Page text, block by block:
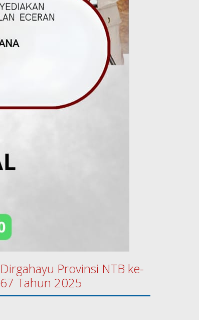
Dirgahayu Provinsi NTB ke-
67 Tahun 2025